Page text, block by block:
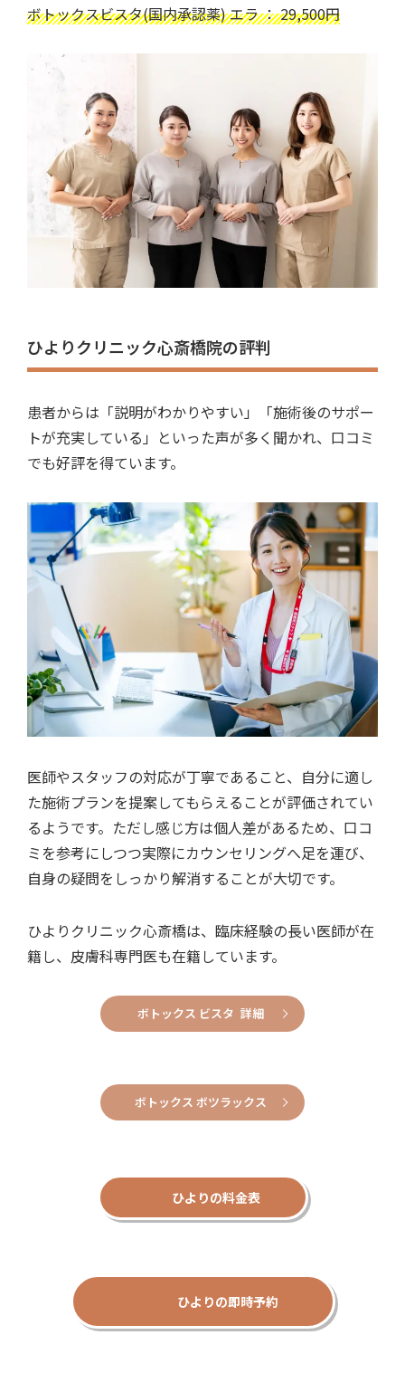
ボトックスビスタ(国内承認薬) エラ ： 29,500円
ひよりクリニック心斎橋院の評判
患者からは「説明がわかりやすい」「施術後のサポー
トが充実している」といった声が多く聞かれ、口コミ
でも好評を得ています。
医師やスタッフの対応が丁寧であること、自分に適し
た施術プランを提案してもらえることが評価されてい
るようです。ただし感じ方は個人差があるため、口コ
ミを参考にしつつ実際にカウンセリングへ足を運び、
自身の疑問をしっかり解消することが大切です。
ひよりクリニック心斎橋は、臨床経験の長い医師が在
籍し、皮膚科専門医も在籍しています。
ボトックス ビスタ 詳細
ボトックス ボツラックス
ひよりの料金表
ひよりの即時予約